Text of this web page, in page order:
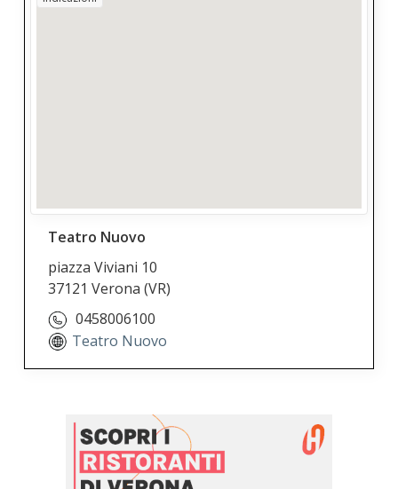
Teatro Nuovo
piazza Viviani 10
37121 Verona(VR)
0458006100
Teatro Nuovo